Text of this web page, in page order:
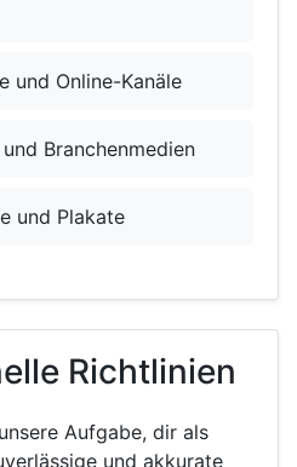
und Online-Kanäle
Branchenmedien
und Plakate
Richtlinien
Aufgabe, dir als
und akkurate